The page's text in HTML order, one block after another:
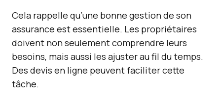
Cela rappelle qu’une bonne gestion de son
assurance est essentielle. Les propriétaires
doivent non seulement comprendre leurs
besoins, mais aussi les ajuster au fil du temps.
Des devis en ligne peuvent faciliter cette
tâche.